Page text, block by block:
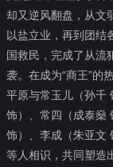
却又逆风翻盘，从文
以盐立业，再到团结
国救民，完成了从流
袭。在成为“商王”的
平原与常玉儿（孙千
饰）、常四（成泰燊
饰）、李成（朱亚文
等人相识，共同塑造